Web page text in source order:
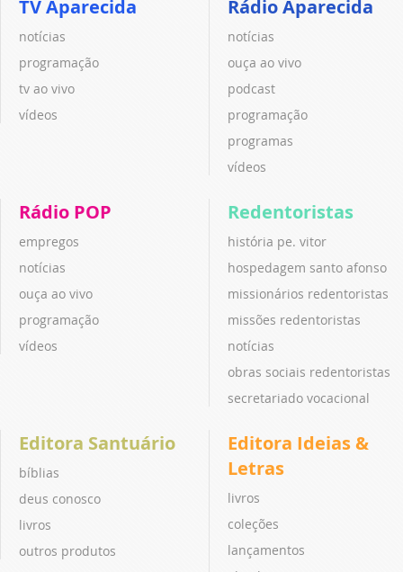
TV Aparecida
notícias
programação
tv ao vivo
vídeos
Rádio Aparecida
notícias
ouça ao vivo
podcast
programação
programas
vídeos
Rádio POP
empregos
notícias
ouça ao vivo
programação
vídeos
Redentoristas
história pe. vitor
hospedagem santo afonso
missionários redentoristas
missões redentoristas
notícias
obras sociais redentoristas
secretariado vocacional
Editora Santuário
bíblias
deus conosco
livros
outros produtos
Editora Ideias &
Letras
livros
coleções
lançamentos